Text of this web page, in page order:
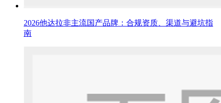
2026他达拉非主流国产品牌：合规资质、渠道与避坑指
南